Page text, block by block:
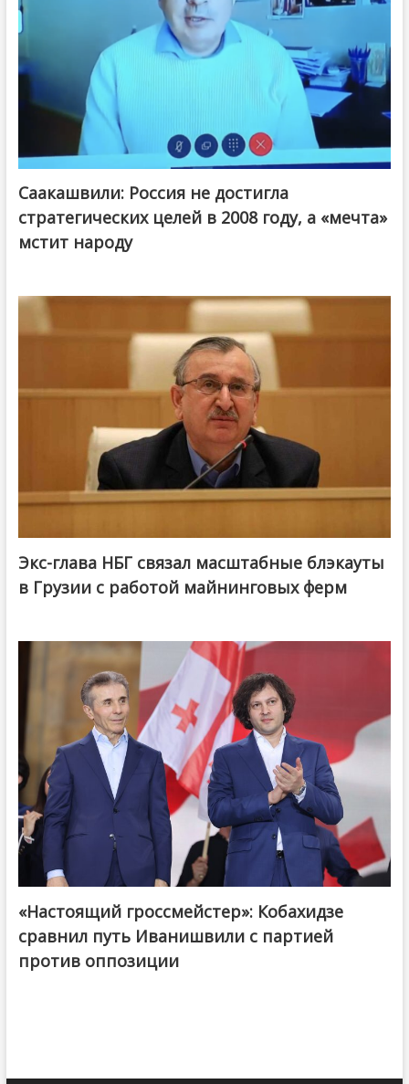
Саакашвили: Россия не достигла
стратегических целей в 2008 году, а «мечта»
мстит народу
Экс-глава НБГ связал масштабные блэкауты
в Грузии с работой майнинговых ферм
@ქართული ოცნება / Georgian Dream
«Настоящий гроссмейстер»: Кобахидзе
сравнил путь Иванишвили с партией
против оппозиции